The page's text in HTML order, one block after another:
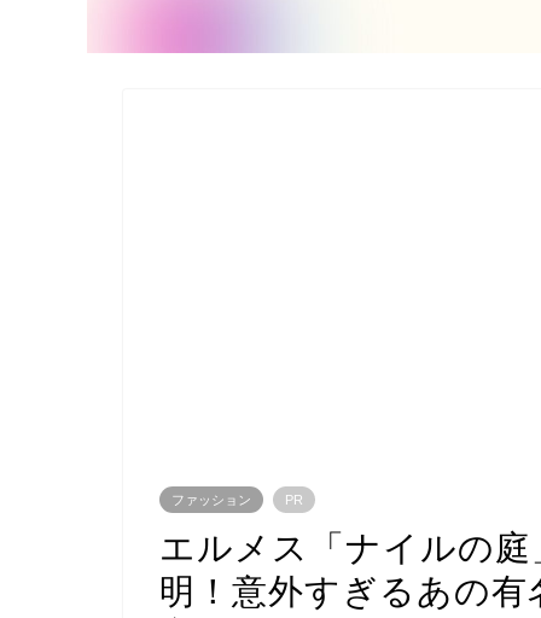
ファッション PR
エルメス「ナイルの
明！意外すぎるあの